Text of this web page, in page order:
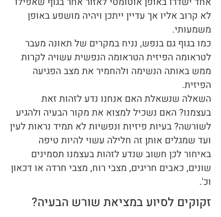
לא קרוב אליו אך עדיין ייתכן ויהיה מושפע באופן
משמעותי.
כמו בגוף גם בנפש, נניח במקרים של תאונה מעבר
לטראומה הפיזית הטראומה הנפשית עשויה לקרות
ממש באותה הנשימה ולהחמיר את מצב הפגיעה
הפיזית.
השאלה שנשאלת האם אנחנו נדע לזהות זאת
בעצמנו? האם נשכיל למצוא את מקור הבעיה ולהגיע
לשורשה? בעיות פיזיות ונפשיות לא תמיד נראות לעין
ועד שמגלים אותן זה חלילה עשוי להיות טיפה
באיחור לכן חשוב שנדע לזהות בעצמנו תסמינים
שונים, כאבים חריגים, מצבי רוח, מצבי חרדה או דכאון
וכ'.
זקוקים לסיוע במציאת שורש הבעיה?